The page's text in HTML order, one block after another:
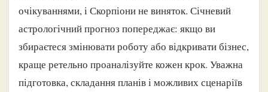
очікуваннями, і Скорпіони не виняток. Січневий
астрологічний прогноз попереджає: якщо ви
збираєтеся змінювати роботу або відкривати бізнес,
краще ретельно проаналізуйте кожен крок. Уважна
підготовка, складання планів і можливих сценаріїв